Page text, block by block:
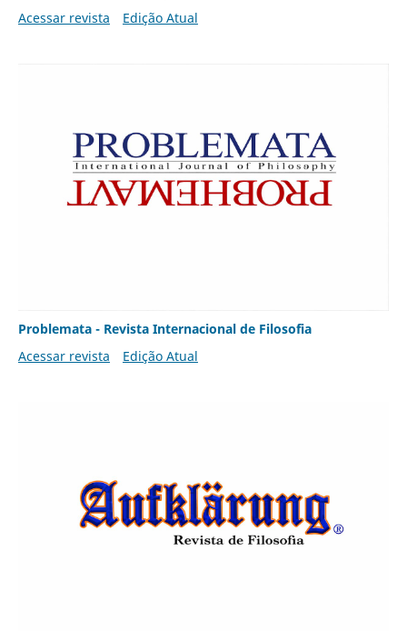
Acessar revista
Edição Atual
Problemata - Revista Internacional de Filosofia
Acessar revista
Edição Atual